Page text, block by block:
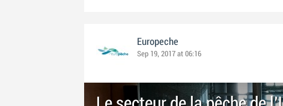
Europeche
Sep 19, 2017 at 06:16